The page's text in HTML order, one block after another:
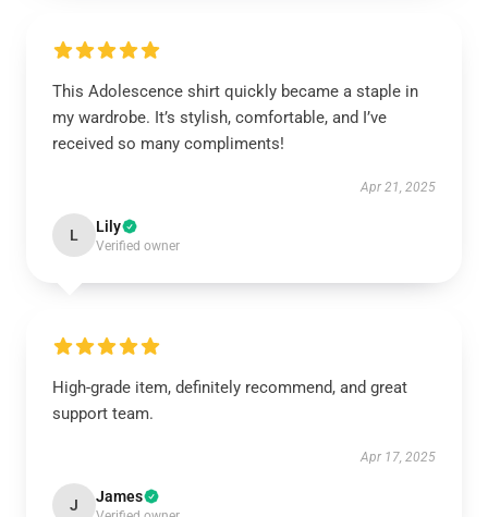
This Adolescence shirt quickly became a staple in
my wardrobe. It’s stylish, comfortable, and I’ve
received so many compliments!
Apr 21, 2025
L Lily
Verified owner
High-grade item, definitely recommend, and great
support team.
Apr 17, 2025
J James